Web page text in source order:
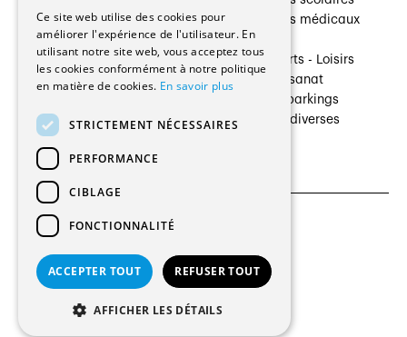
Entreprises générales
Ingénieurs et mandataires
Fabricants / Fournisseurs
Régies immobilières
Gestion PPE
Établissements médicaux
Villas
Cultures - Sports - Loisirs
Industrie - Artisanat
Transports et parkings
Constructions diverses
© 2026 Tous droits réservés
CGU et Politique de confidentialités
Ce site web utilise des cookies pour
améliorer l'expérience de l'utilisateur. En
utilisant notre site web, vous acceptez tous
les cookies conformément à notre politique
en matière de cookies. En savoir plus
STRICTEMENT NÉCESSAIRES
PERFORMANCE
CIBLAGE
FONCTIONNALITÉ
ACCEPTER TOUT REFUSER TOUT
AFFICHER LES DÉTAILS